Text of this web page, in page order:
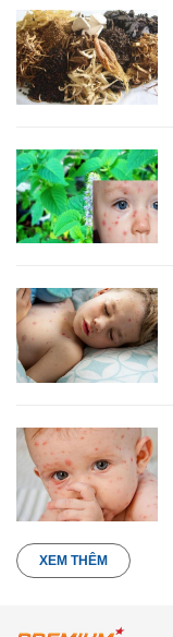
XEM THÊM